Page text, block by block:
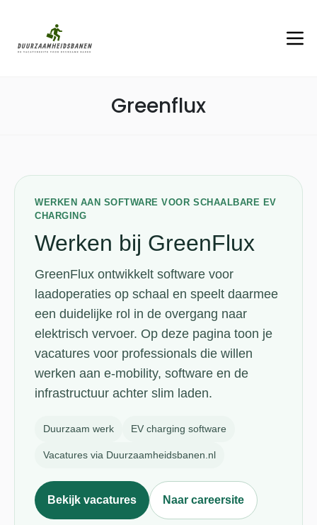
Greenflux
WERKEN AAN SOFTWARE VOOR SCHAALBARE EV
CHARGING
Werken bij GreenFlux
GreenFlux ontwikkelt software voor
laadoperaties op schaal en speelt daarmee
een duidelijke rol in de overgang naar
elektrisch vervoer. Op deze pagina toon je
vacatures voor professionals die willen
werken aan e-mobility, software en de
infrastructuur achter slim laden.
Duurzaam werk EV charging software
Vacatures via Duurzaamheidsbanen.nl
Bekijk vacatures Naar careersite